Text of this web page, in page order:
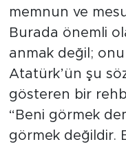
memnun ve
Burada önemli
anmak değil; onu
Atatürk’ün şu
gösteren bir
“Beni görmek
görmek değildir.